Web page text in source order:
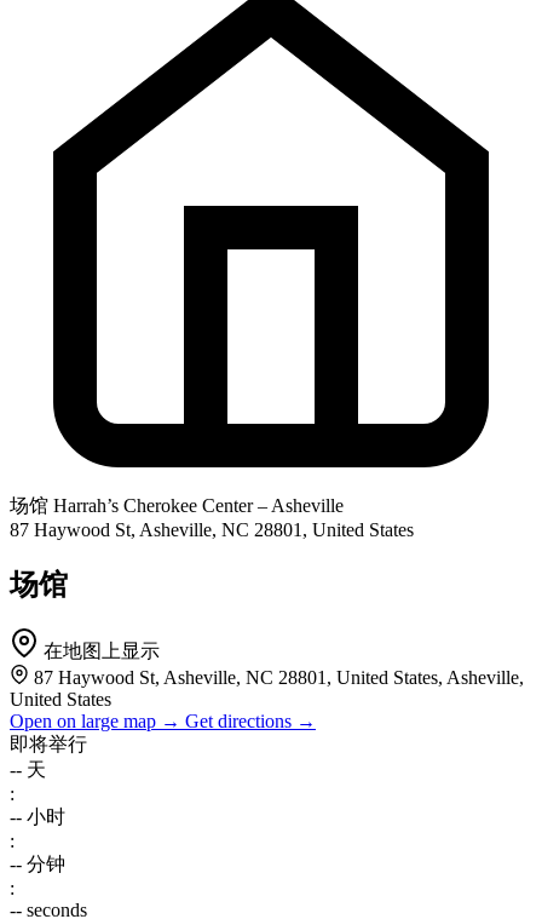
场馆 Harrah’s Cherokee Center – Asheville
87 Haywood St, Asheville, NC 28801, United States
场馆
在地图上显示
87 Haywood St, Asheville, NC 28801, United States, Asheville,
United States
Open on large map → Get directions →
即将举行
-- 天
:
-- 小时
:
-- 分钟
:
-- seconds